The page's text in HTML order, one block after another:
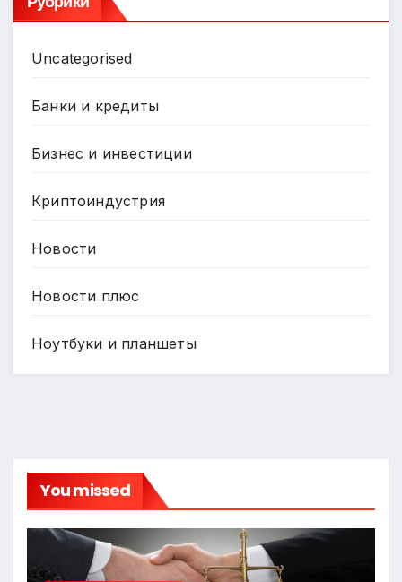
Uncategorised
Банки и кредиты
Бизнес и инвестиции
Криптоиндустрия
Новости
Новости плюс
Ноутбуки и планшеты
You missed